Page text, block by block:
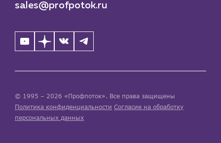
sales@profpotok.ru
© 1995 – 2026 «Профпоток». Все права защищены
Политика конфиденциальности Согласие на обработку
персональных данных